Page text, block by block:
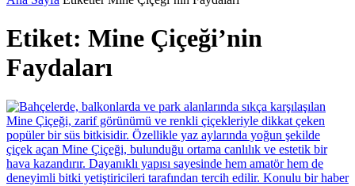
Etiket: Mine Çiçeği’nin
Faydaları